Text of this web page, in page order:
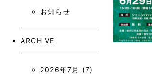
お知らせ
ARCHIVE
2026年7月 (7)